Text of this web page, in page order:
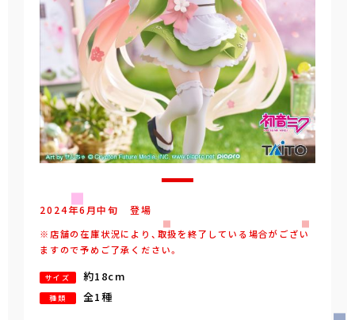
2024年6 月中旬 登場
※店舗の在庫状況により、取扱を終了している場合がござい
ますので予めご了承ください。
サイズ 約18cm
種類 全1種